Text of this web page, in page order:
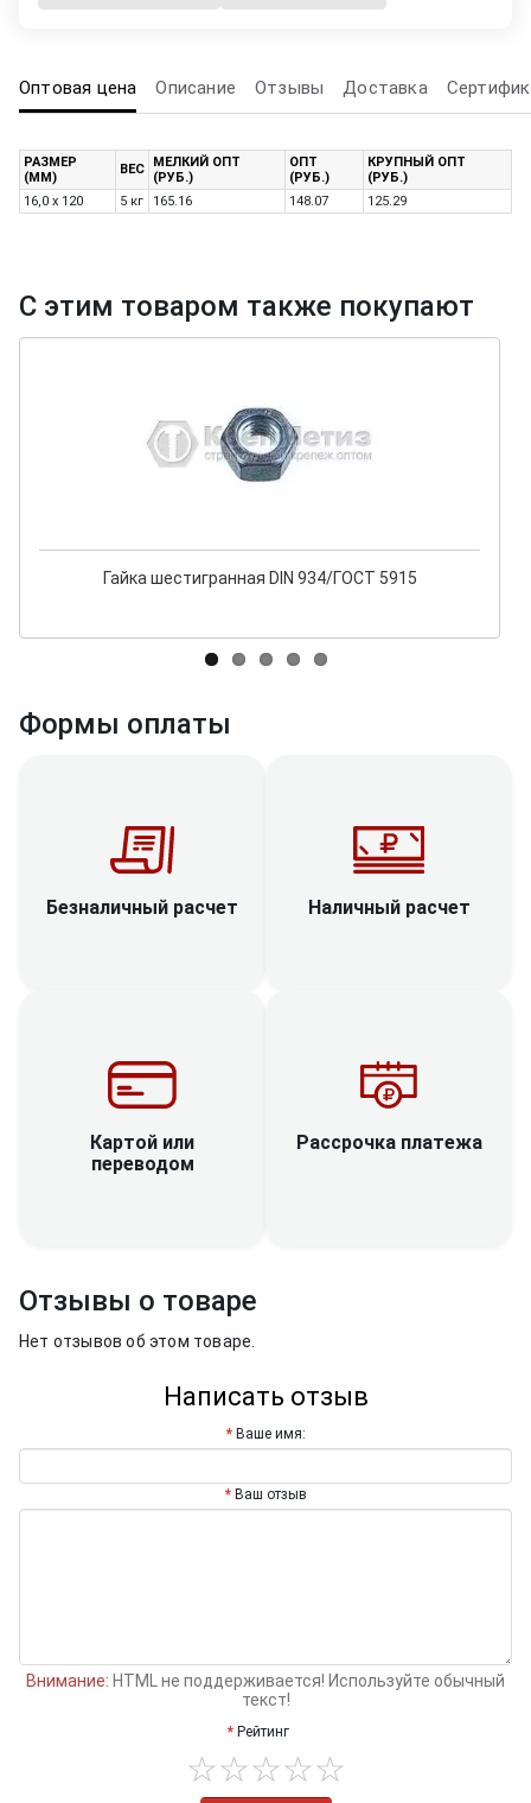
Оптовая цена Описание Отзывы Доставка
РАЗМЕР
(ММ)
ВЕС
МЕЛКИЙ ОПТ
(РУБ.)
ОПТ
(РУБ.)
КРУПНЫЙ ОПТ
(РУБ.)
16,0 x 120
5 кг 165.16 148.07 125.29
С этим товаром также покупают
Гайка шестигранная DIN 934/ГОСТ 5915
Формы оплаты
Безналичный расчет Наличный расчет
Картой или
переводом
Рассрочка платежа
Отзывы о товаре
Нет отзывов об этом товаре.
Написать отзыв
Ваше имя:
Ваш отзыв
Внимание: HTML не поддерживается! Используйте обычный
текст!
Рейтинг